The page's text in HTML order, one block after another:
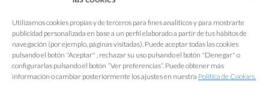
Utilizamos cookies propias y de terceros para fines analíticos y para mostrarte
publicidad personalizada en base a un perfil elaborado a partir de tus hábitos de
navegación (por ejemplo, páginas visitadas). Puede aceptar todas las cookies
pulsando el botón "Aceptar" , rechazar su uso pulsando el botón "Denegar" o
configurarlas pulsando el botón “Ver preferencias”. Puede obtener más
información o cambiar posteriormente los ajustes en nuestra Política de Cookies.
E-mail *
Acepto lostérminos y condiciones de uso